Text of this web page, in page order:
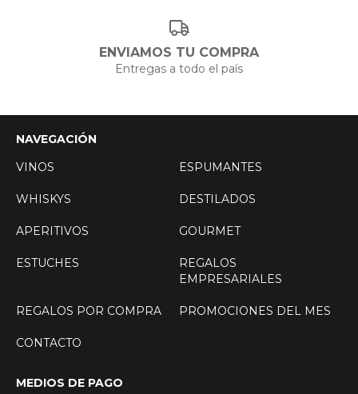
ENVIAMOS TU COMPRA
Entregas a todo el país
NAVEGACIÓN
VINOS
ESPUMANTES
WHISKYS DESTILADOS
APERITIVOS GOURMET
ESTUCHES
REGALOS
EMPRESARIALES
REGALOS POR COMPRA PROMOCIONES DEL MES
CONTACTO
MEDIOS DE PAGO